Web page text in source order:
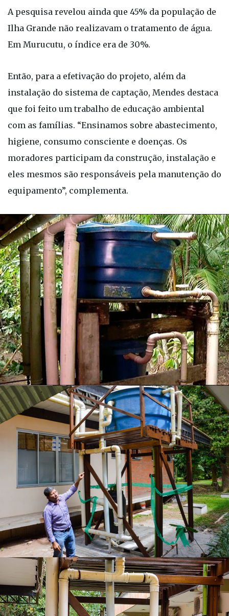
A pesquisa revelou ainda que 45% da população de
Ilha Grande não realizavam o tratamento de água.
Em Murucutu, o índice era de 30%.
Então, para a efetivação do projeto, além da
instalação do sistema de captação, Mendes destaca
que foi feito um trabalho de educação ambiental
com as famílias. “Ensinamos sobre abastecimento,
higiene, consumo consciente e doenças. Os
moradores participam da construção, instalação e
eles mesmos são responsáveis pela manutenção do
equipamento”, complementa.